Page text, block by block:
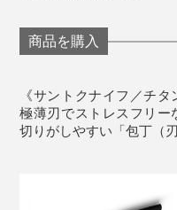
切れ味や扱いやすさだ
も掻き立てるデザイン
る3色のカラーリングも
の「千切り・みじん切
専用の研ぎ棒「
に切れ味が戻るという
商品を購入
《サントクナイフ／チ
極薄刃でストレスフリー
切りがしやすい「包丁（